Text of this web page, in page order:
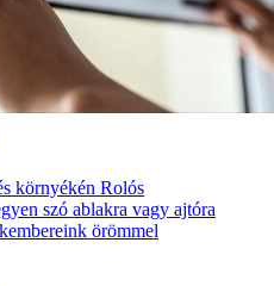
környékén Rolós
szó ablakra vagy ajtóra
örömmel